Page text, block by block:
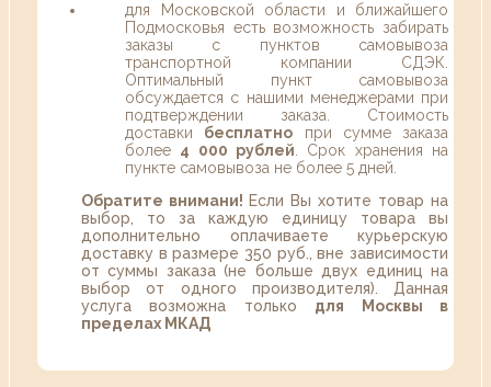
для Московской области и ближайшего
Подмосковья есть возможность забирать
заказы с пунктов самовывоза
транспортной компании СДЭК.
Оптимальный пункт самовывоза
обсуждается с нашими менеджерами при
подтверждении заказа. Стоимость
доставки бесплатно при сумме заказа
более 4 000 рублей . Срок хранения на
пункте самовывоза не более 5 дней.
Обратите внимани! Если Вы хотите товар на
выбор, то за каждую единицу товара вы
дополнительно оплачиваете курьерскую
доставку в размере 350 руб., вне зависимости
от суммы заказа (не больше двух единиц на
выбор от одного производителя). Данная
услуга возможна только для Москвы в
пределах МКАД